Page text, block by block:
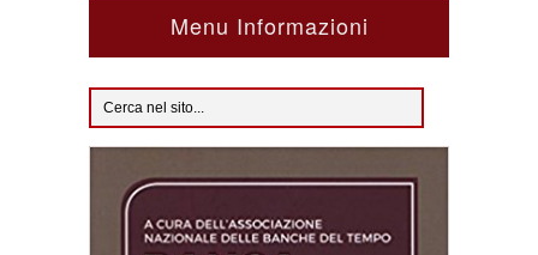
Menu Informazioni